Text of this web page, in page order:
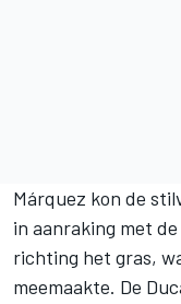
Márquez kon de
in aanraking met
richting het gras,
meemaakte. De